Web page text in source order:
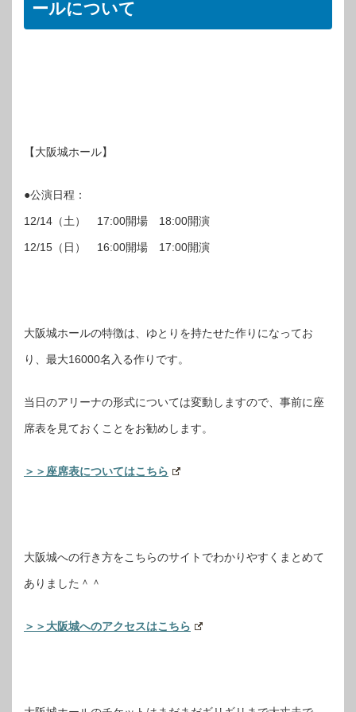
ールについて
【大阪城ホール】
●公演日程：
12/14（土） 17:00開場 18:00開演
12/15（日） 16:00開場 17:00開演
大阪城ホールの特徴は、ゆとりを持たせた作りになってお
り、最大16000名入る作りです。
当日のアリーナの形式については変動しますので、事前に座
席表を見ておくことをお勧めします。
＞＞座席表についてはこちら
大阪城への行き方をこちらのサイトでわかりやすくまとめて
ありました＾＾
＞＞大阪城へのアクセスはこちら